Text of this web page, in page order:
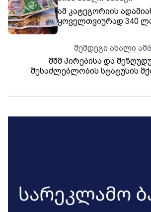
ამ კატეგორიის
ყოველთვიურად 340
შემდეგი ახალი
შშმ პირებისა და
შესაძლებლობის სტატუსის